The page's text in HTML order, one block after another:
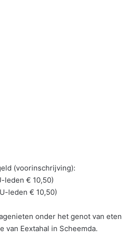
(voorinschrijving):
leden € 10,50)
leden € 10,50)
onder het genot van eten
van Eextahal in Scheemda.